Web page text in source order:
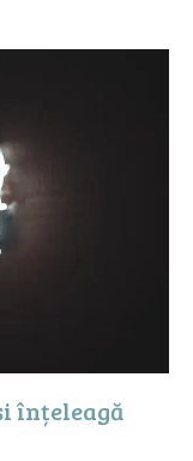
înțeleagă